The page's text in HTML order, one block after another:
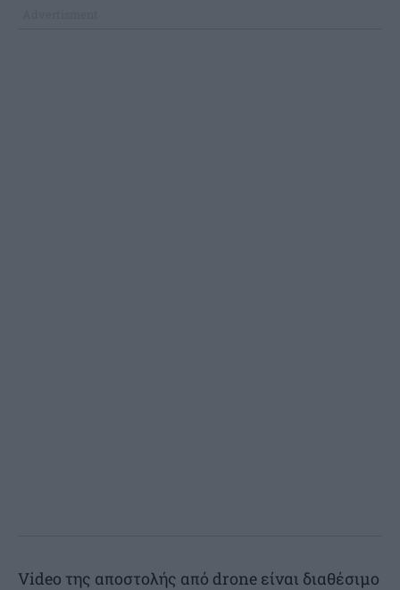
Video της αποστολής από drone είναι διαθέσιμο